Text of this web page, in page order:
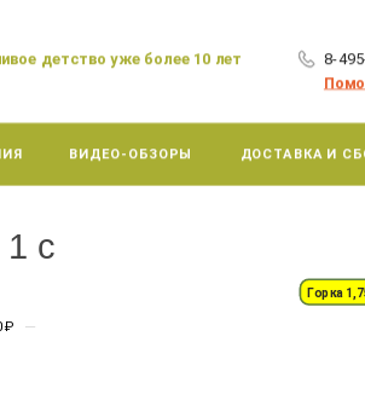
детство уже более 10 лет
8-
ВИДЕО-ОБЗОРЫ ДОСТАВКА И
с
₽ —
Горка